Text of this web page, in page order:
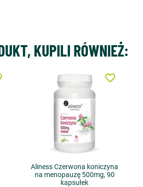
KUPILI RÓWNIEŻ:
Aliness Czerwona koniczyna
na menopauzę 500mg, 90
kapsułek
favorite_border